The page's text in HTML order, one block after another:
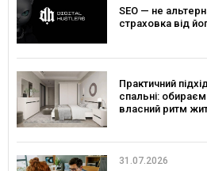
SEO — не
страховка від
Практичний
спальні:
власний ритм
31.07.2026